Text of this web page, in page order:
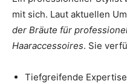
mit sich. Laut aktuellen
der Bräute für
Haaraccessoires. Sie
Tiefgreifende